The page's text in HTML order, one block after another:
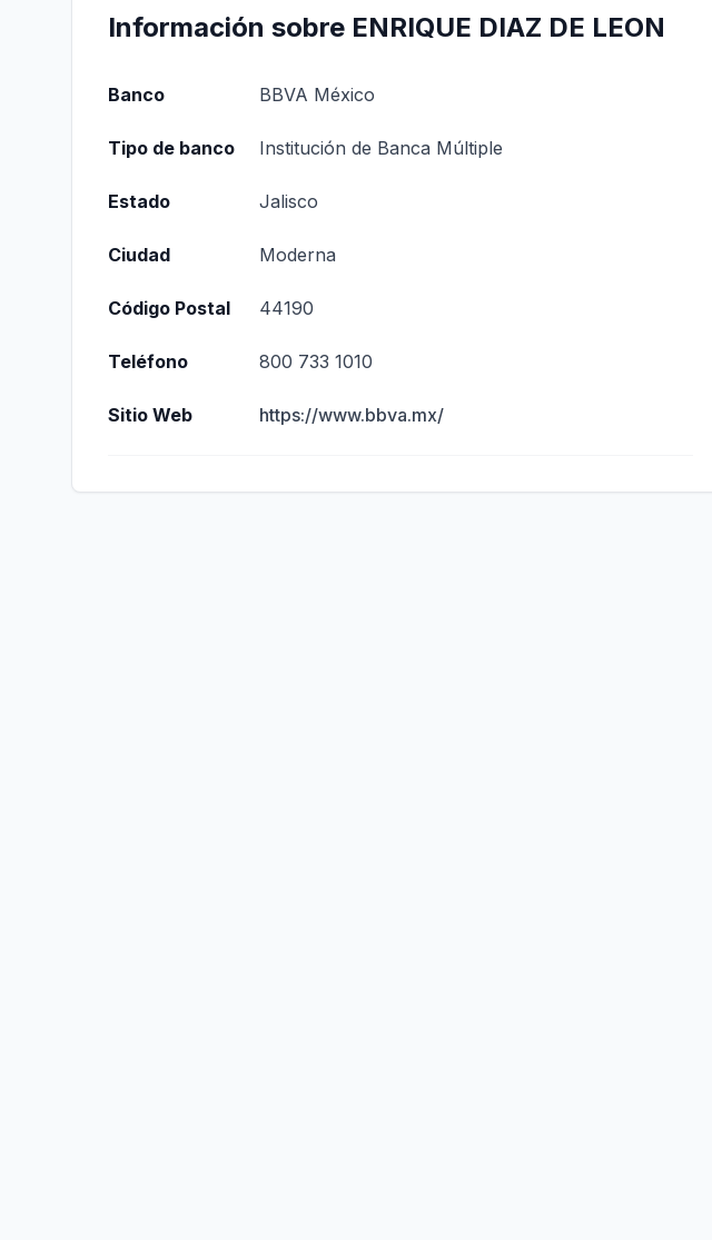
Información sobre ENRIQUE DIAZ DE LEON
Banco BBVA México
Tipo de banco Institución de Banca Múltiple
Estado Jalisco
Ciudad Moderna
Código Postal 44190
Teléfono 800 733 1010
Sitio Web https://www.bbva.mx/